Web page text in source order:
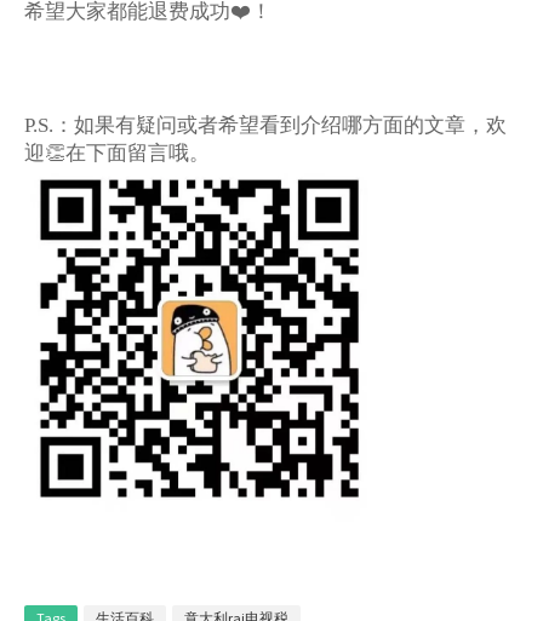
希望大家都能退费成功❤️ ！
P.S. ：如果有疑问或者希望看到介绍哪方面的文章，欢
迎👏在下面留言哦。